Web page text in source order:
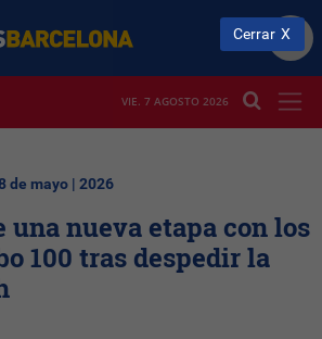
VIE. 7 AGOSTO 2026
de mayo | 2026
una nueva etapa con los
100 tras despedir la
Cerrar